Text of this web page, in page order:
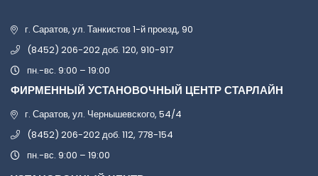
г. Саратов, ул. Танкистов 1-й проезд, 90
(8452) 206-202 доб. 120, 910-917
пн.-вс. 9:00 – 19:00
ФИРМЕННЫЙ УСТАНОВОЧНЫЙ ЦЕНТР СТАРЛАЙН
г. Саратов, ул. Чернышевского, 54/4
(8452) 206-202 доб. 112, 778-154
пн.-вс. 9:00 – 19:00